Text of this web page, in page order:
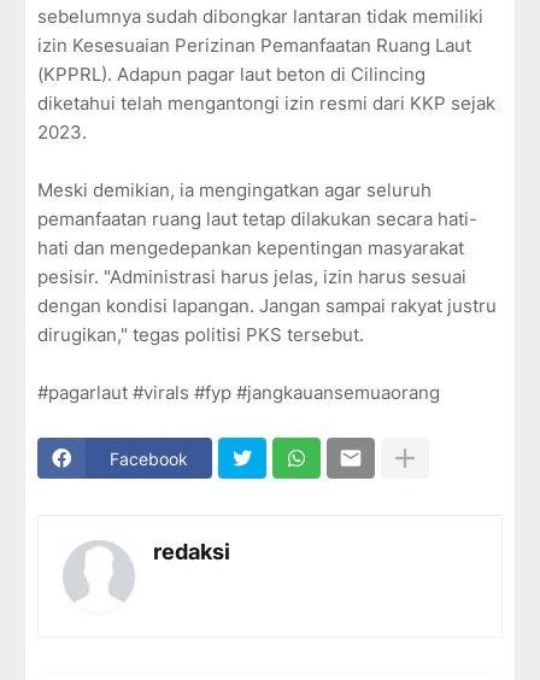
sebelumnya sudah dibongkar lantaran tidak memiliki
izin Kesesuaian Perizinan Pemanfaatan Ruang Laut
(KPPRL). Adapun pagar laut beton di Cilincing
diketahui telah mengantongi izin resmi dari KKP sejak
2023.
Meski demikian, ia mengingatkan agar seluruh
pemanfaatan ruang laut tetap dilakukan secara hati-
hati dan mengedepankan kepentingan masyarakat
pesisir. "Administrasi harus jelas, izin harus sesuai
dengan kondisi lapangan. Jangan sampai rakyat justru
dirugikan," tegas politisi PKS tersebut.
#pagarlaut #virals #fyp #jangkauansemuaorang
Facebook
redaksi